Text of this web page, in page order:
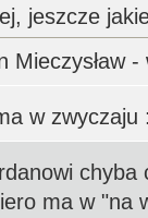
jeszcze
Mieczysław
w zwyczaju
ma w "na